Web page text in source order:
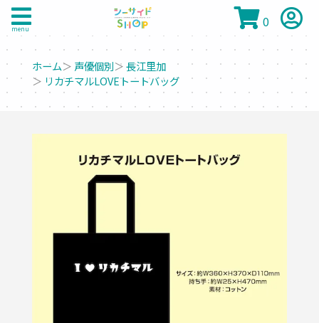
menu 0
ホーム＞ 声優個別＞長江里加
＞ リカチマルLOVEトートバッグ